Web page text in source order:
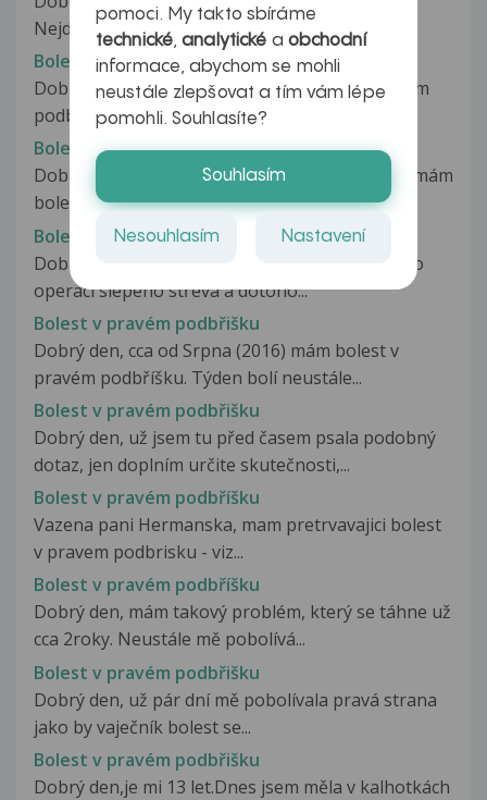
Nejdřív jsem si myslela že to...
Bolest v pravém podbřišku
Dobrý den, již nějaký čas mně pobolívá v pravém
podbřišku. Jsem půl roku po...
Bolest v pravém podbříšku
Dobrý den, chtěla bych se zeptat, již od neděle mám
bolesti v pravém podbříšku....
Bolest v pravém podbřišku
Dobrý den .. chtěla bych se zeptat jsem měsíc po
operaci slepého střeva a dotoho...
Bolest v pravém podbřišku
Dobrý den, cca od Srpna (2016) mám bolest v
pravém podbříšku. Týden bolí neustále...
Bolest v pravém podbřišku
Dobrý den, už jsem tu před časem psala podobný
dotaz, jen doplním určite skutečnosti,...
Bolest v pravém podbříšku
Vazena pani Hermanska, mam pretrvavajici bolest
v pravem podbrisku - viz...
Bolest v pravém podbříšku
Dobrý den, mám takový problém, který se táhne už
cca 2roky. Neustále mě pobolívá...
Bolest v pravém podbřišku
Dobrý den, už pár dní mě pobolívala pravá strana
jako by vaječník bolest se...
Bolest v pravém podbřišku
Dobrý den,je mi 13 let.Dnes jsem měla v kalhotkách
pomoci. My takto sbíráme
technické,analytické a obchodní
informace, abychom se mohli
neustále zlepšovat a tím vám lépe
pomohli. Souhlasíte?
Souhlasím
Nesouhlasím Nastavení